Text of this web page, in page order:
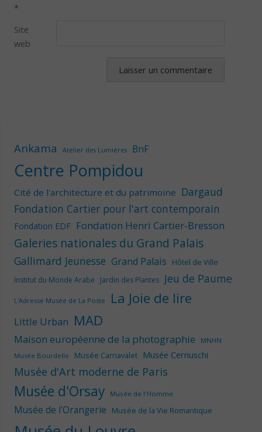
*
Site
web
Ankama Atelier des Lumières BnF
Centre Pompidou
Cité de l'architecture et du patrimoine Dargaud
Fondation Cartier pour l'art contemporain
Fondation EDF Fondation Henri Cartier-Bresson
Galeries nationales du Grand Palais
Gallimard Jeunesse Grand Palais Hôtel de Ville
Institut du Monde Arabe Jardin des Plantes Jeu de Paume
L'Adresse Musée de La Poste La Joie de lire
Little Urban MAD
Maison européenne de la photographie
MNHN
Musée Bourdelle
Musée Carnavalet Musée Cernuschi
Musée d'Art moderne de Paris
Musée d'Orsay Musée de l'Homme
Musée de l'Orangerie Musée de la Vie Romantique